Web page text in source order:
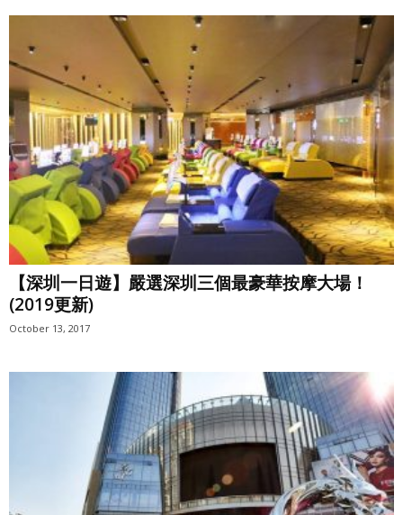
【深圳一日遊】嚴選深圳三個最豪華按摩大場！
(2019更新)
October 13, 2017